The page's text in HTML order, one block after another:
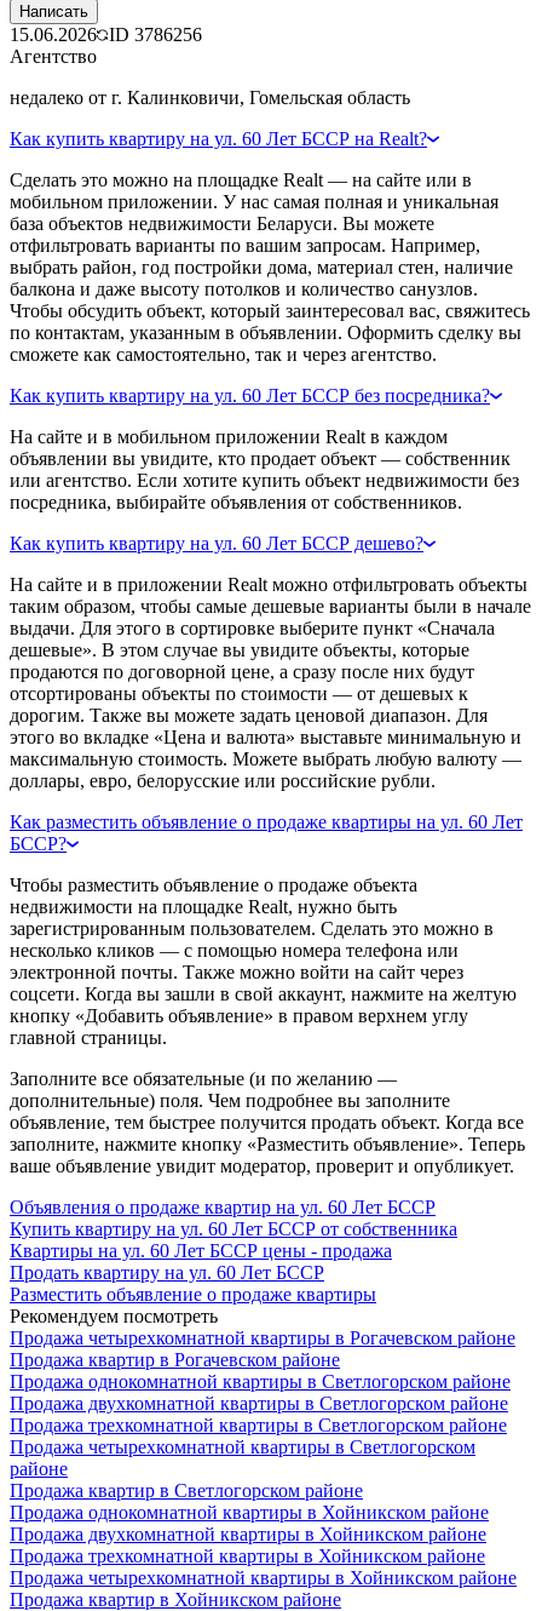
Написать
15.06.2026 ID 3786256
Агентство
недалеко от г. Калинковичи, Гомельская область
Как купить квартиру на ул. 60 Лет БССР на Realt?
Сделать это можно на площадке Realt — на сайте или в
мобильном приложении. У нас самая полная и уникальная
база объектов недвижимости Беларуси. Вы можете
отфильтровать варианты по вашим запросам. Например,
выбрать район, год постройки дома, материал стен, наличие
балкона и даже высоту потолков и количество санузлов.
Чтобы обсудить объект, который заинтересовал вас, свяжитесь
по контактам, указанным в объявлении. Оформить сделку вы
сможете как самостоятельно, так и через агентство.
Как купить квартиру на ул. 60 Лет БССР без посредника?
На сайте и в мобильном приложении Realt в каждом
объявлении вы увидите, кто продает объект — собственник
или агентство. Если хотите купить объект недвижимости без
посредника, выбирайте объявления от собственников.
Как купить квартиру на ул. 60 Лет БССР дешево?
На сайте и в приложении Realt можно отфильтровать объекты
таким образом, чтобы самые дешевые варианты были в начале
выдачи. Для этого в сортировке выберите пункт «Сначала
дешевые». В этом случае вы увидите объекты, которые
продаются по договорной цене, а сразу после них будут
отсортированы объекты по стоимости — от дешевых к
дорогим. Также вы можете задать ценовой диапазон. Для
этого во вкладке «Цена и валюта» выставьте минимальную и
максимальную стоимость. Можете выбрать любую валюту —
доллары, евро, белорусские или российские рубли.
Как разместить объявление о продаже квартиры на ул. 60 Лет
БССР?
Чтобы разместить объявление о продаже объекта
недвижимости на площадке Realt, нужно быть
зарегистрированным пользователем. Сделать это можно в
несколько кликов — с помощью номера телефона или
электронной почты. Также можно войти на сайт через
соцсети. Когда вы зашли в свой аккаунт, нажмите на желтую
кнопку «Добавить объявление» в правом верхнем углу
главной страницы.
Заполните все обязательные (и по желанию —
дополнительные) поля. Чем подробнее вы заполните
объявление, тем быстрее получится продать объект. Когда все
заполните, нажмите кнопку «Разместить объявление». Теперь
ваше объявление увидит модератор, проверит и опубликует.
Объявления о продаже квартир на ул. 60 Лет БССР
Купить квартиру на ул. 60 Лет БССР от собственника
Квартиры на ул. 60 Лет БССР цены - продажа
Продать квартиру на ул. 60 Лет БССР
Разместить объявление о продаже квартиры
Рекомендуем посмотреть
Продажа четырехкомнатной квартиры в Рогачевском районе
Продажа квартир в Рогачевском районе
Продажа однокомнатной квартиры в Светлогорском районе
Продажа двухкомнатной квартиры в Светлогорском районе
Продажа трехкомнатной квартиры в Светлогорском районе
Продажа четырехкомнатной квартиры в Светлогорском
районе
Продажа квартир в Светлогорском районе
Продажа однокомнатной квартиры в Хойникском районе
Продажа двухкомнатной квартиры в Хойникском районе
Продажа трехкомнатной квартиры в Хойникском районе
Продажа четырехкомнатной квартиры в Хойникском районе
Продажа квартир в Хойникском районе